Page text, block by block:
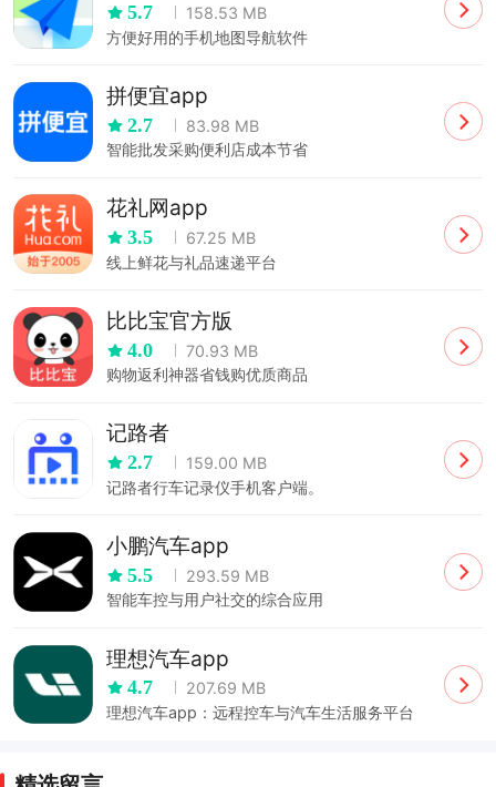
5.7
158.53 MB
方便好用的手机地图导航软件
拼便宜app
2.7
83.98 MB
智能批发采购便利店成本节省
花礼网app
3.5
67.25 MB
线上鲜花与礼品速递平台
比比宝官方版
4.0
70.93 MB
购物返利神器省钱购优质商品
记路者
2.7
159.00 MB
记路者行车记录仪手机客户端。
小鹏汽车app
5.5
293.59 MB
智能车控与用户社交的综合应用
理想汽车app
4.7
207.69 MB
理想汽车app：远程控车与汽车生活服务平台